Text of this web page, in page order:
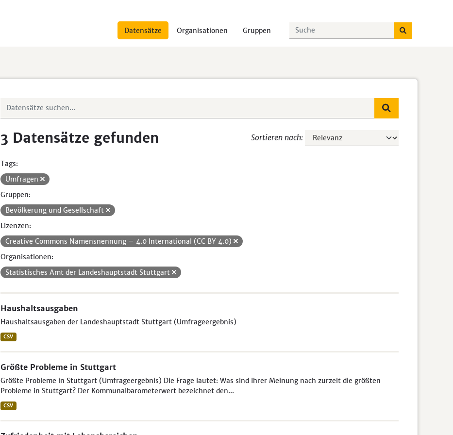
Datensätze Organisationen Gruppen
Sortieren nach
3 Datensätze gefunden
Tags:
Umfragen
Gruppen:
Bevölkerung und Gesellschaft
Lizenzen:
Creative Commons Namensnennung – 4.0 International (CC BY 4.0)
Organisationen:
Statistisches Amt der Landeshauptstadt Stuttgart
Haushaltsausgaben
Haushaltsausgaben der Landeshauptstadt Stuttgart (Umfrageergebnis)
CSV
Größte Probleme in Stuttgart
Größte Probleme in Stuttgart (Umfrageergebnis) Die Frage lautet: Was sind Ihrer Meinung nach zurzeit die größten
Probleme in Stuttgart? Der Kommunalbarometerwert bezeichnet den...
CSV